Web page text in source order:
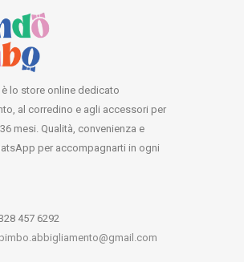
lo store online dedicato
al corredino e agli accessori per
mesi. Qualità, convenienza e
per accompagnarti in ogni
457 6292